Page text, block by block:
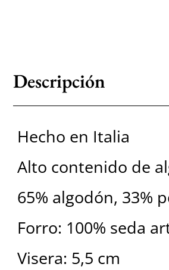
Descripción
Hecho en Italia
Alto contenido de
65% algodón, 33%
Forro: 100% seda
Visera: 5,5 cm